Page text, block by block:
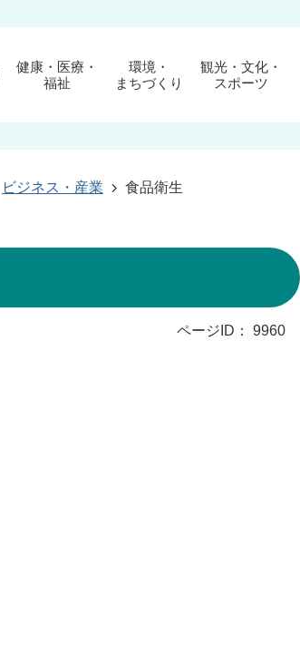
健康・医療・
福祉
環境・
まちづくり
観光・文化・
スポーツ
ビジネス・産業 食品衛生
ページID： 9960